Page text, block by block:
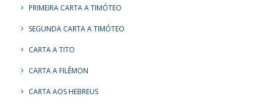
PRIMEIRA CARTA A TIMÓTEO
SEGUNDA CARTA A TIMÓTEO
CARTA A TITO
CARTA A FILÊMON
CARTA AOS HEBREUS